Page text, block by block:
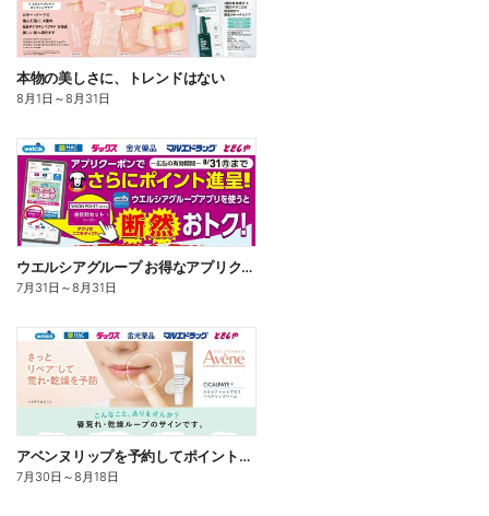
本物の美しさに、トレンドはない
8月1日 ～8月31日
ウエルシアグループ お得なアプリクーポン
7月31日 ～8月31日
アベンヌリップを予約してポイントゲット!
7月30日 ～8月18日